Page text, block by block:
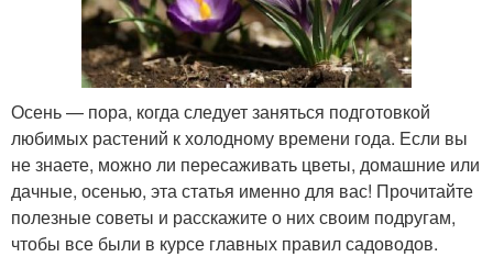
Осень — пора, когда следует заняться подготовкой
любимых растений к холодному времени года. Если вы
не знаете, можно ли пересаживать цветы, домашние или
дачные, осенью, эта статья именно для вас! Прочитайте
полезные советы и расскажите о них своим подругам,
чтобы все были в курсе главных правил садоводов.